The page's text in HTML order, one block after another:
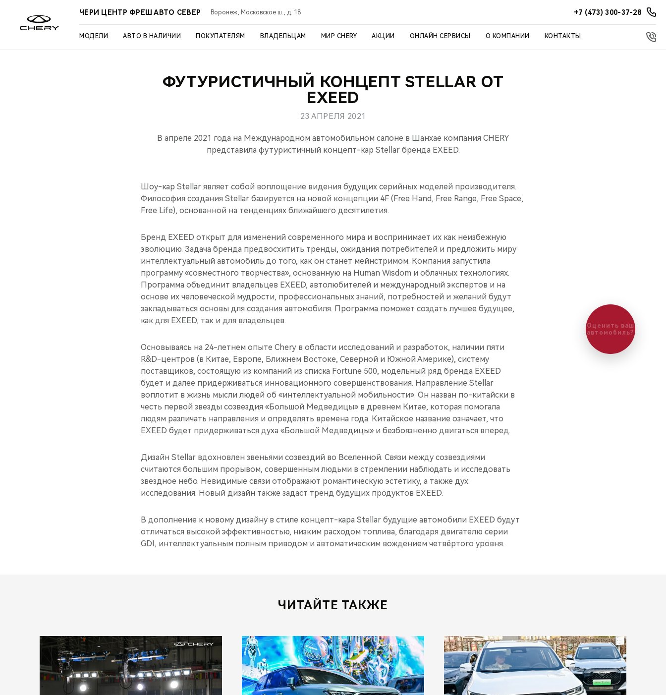
ЧЕРИ ЦЕНТР ФРЕШ АВТО СЕВЕР Воронеж, Московское ш., д. 18 +7 (473) 300-37-28
МОДЕЛИ АВТО В НАЛИЧИИ ПОКУПАТЕЛЯМ ВЛАДЕЛЬЦАМ МИР CHERY АКЦИИ ОНЛАЙН СЕРВИСЫ О КОМПАНИИ КОНТАКТЫ
ФУТУРИСТИЧНЫЙ КОНЦЕПТ STELLAR ОТ
EXEED
23 АПРЕЛЯ 2021
В апреле 2021 года на Международном автомобильном салоне в Шанхае компания CHERY
представила футуристичный концепт-кар Stellar бренда EXEED.
Шоу-кар Stellar являет собой воплощение видения будущих серийных моделей производителя.
Философия создания Stellar базируется на новой концепции 4F (Free Hand, Free Range, Free Space,
Free Life), основанной на тенденциях ближайшего десятилетия.
Бренд EXEED открыт для изменений современного мира и воспринимает их как неизбежную
эволюцию. Задача бренда предвосхитить тренды, ожидания потребителей и предложить миру
интеллектуальный автомобиль до того, как он станет мейнстримом. Компания запустила
программу «совместного творчества», основанную на Human Wisdom и облачных технологиях.
Программа объединит владельцев EXEED, автолюбителей и международный экспертов и на
основе их человеческой мудрости, профессиональных знаний, потребностей и желаний будут
закладываться основы для создания автомобиля. Программа поможет создать лучшее будущее,
как для EXEED, так и для владельцев.
Основываясь на 24-летнем опыте Chery в области исследований и разработок, наличии пяти
R&D-центров (в Китае, Европе, Ближнем Востоке, Северной и Южной Америке), систему
поставщиков, состоящую из компаний из списка Fortune 500, модельный ряд бренда EXEED
будет и далее придерживаться инновационного совершенствования. Направление Stellar
воплотит в жизнь мысли людей об «интеллектуальной мобильности». Он назван по-китайски в
честь первой звезды созвездия «Большой Медведицы» в древнем Китае, которая помогала
людям различать направления и определять времена года. Китайское название означает, что
EXEED будет придерживаться духа «Большой Медведицы» и безбоязненно двигаться вперед.
Дизайн Stellar вдохновлен звеньями созвездий во Вселенной. Связи между созвездиями
считаются большим прорывом, совершенным людьми в стремлении наблюдать и исследовать
звездное небо. Невидимые связи отображают романтическую эстетику, а также дух
исследования. Новый дизайн также задаст тренд будущих продуктов EXEED.
В дополнение к новому дизайну в стиле концепт-кара Stellar будущие автомобили EXEED будут
отличаться высокой эффективностью, низким расходом топлива, благодаря двигателю серии
GDI, интеллектуальным полным приводом и автоматическим вождением четвёртого уровня.
ЧИТАЙТЕ ТАКЖЕ
Оценить ваш
автомобиль?